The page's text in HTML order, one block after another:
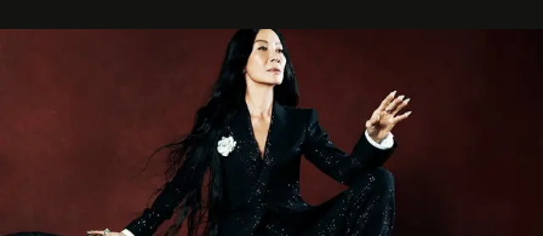
dirigida por Maggie Gyllenhaal.